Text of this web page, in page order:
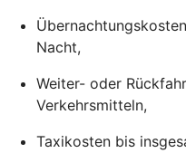
Nacht,
Weiter- oder
Verkehrsmitteln,
Taxikosten bis